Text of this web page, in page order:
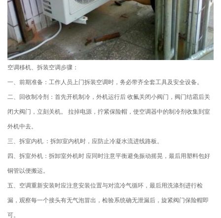
空调移机、拆装空调步骤：
一、前期准备：工作人员上门拆装空调时，务必带齐全套工具及安全设备。
二、回收制冷剂：首先开机制冷，外机运行后 收氟关闭小阀门，阀门结霜后关
闭大阀门，立刻关机。 拉掉电源，拧紧保险帽，使空调器中的制冷剂收集到室
外机中去。
三、拆室内机.：拆卸室内机时，应防止冷凝水流进线路板。
四、拆室外机：拆卸室外机时 应同时注意平衡避免振动摇晃，最后用塑料包好
铜管以便搬运。
五、空调重新安装时应注意安装位置与对流冷气循环，最后用洗涤剂进行检
漏，观察每一个接头有无气泡冒出，检验系统确无泄漏后，旋紧阀门保险帽即
可。